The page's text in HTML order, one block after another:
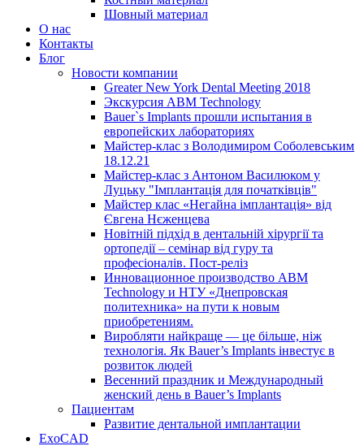
Шовный материал
О нас
Контакты
Блог
Новости компании
Greater New York Dental Meeting 2018
Экскурсия ABM Technology
Bauer`s Implants прошли испытания в
европейских лабораториях
Майстер-клас з Володимиром Соболевським
18.12.21
Майстер-клас з Антоном Василюком у
Луцьку "Імплантація для початківців"
Майстер клас «Негайна імплантація» від
Євгена Нєженцева
Новітній підхід в дентальній хірургії та
ортопедії – семінар від гуру та
професіоналів. Пост-реліз
Инновационное производство ABM
Technology и НТУ «Днепровская
политехника» на пути к новым
приобретениям.
Виробляти найкраще — це більше, ніж
технологія. Як Bauer’s Implants інвестує в
розвиток людей
Весенний праздник и Международный
женский день в Bauer’s Implants
Пациентам
Развитие дентальной имплантации
ExoCAD